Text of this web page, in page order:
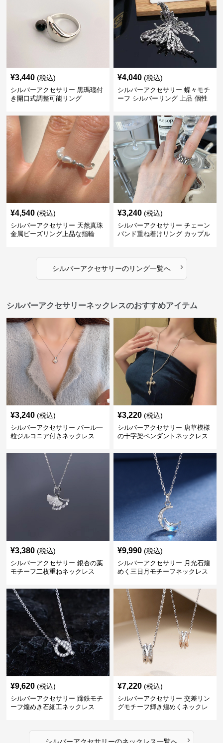
¥3,440 (税込)
シルバーアクセサリー 黒瑪瑙付
き開口式調整可能リング
¥4,040 (税込)
シルバーアクセサリー 蝶々モチ
ーフ シルバーリング 上品 個性
¥4,540 (税込)
シルバーアクセサリー 天然真珠
金属ビーズリング上品な指輪
¥3,240 (税込)
シルバーアクセサリー チェーン
バンド重ね着けリング カップル
シルバーアクセサリーのリング一覧へ ›
シルバーアクセサリーネックレスのおすすめアイテム
¥3,240 (税込)
シルバーアクセサリー パール一
粒ジルコニア付きネックレス
¥3,220 (税込)
シルバーアクセサリー 唐草模様
の十字架ペンダントネックレス
¥3,380 (税込)
シルバーアクセサリー 銀杏の葉
モチーフ二枚重ねネックレス
¥9,990 (税込)
シルバーアクセサリー 月光石煌
めく三日月モチーフネックレス
¥9,620 (税込)
シルバーアクセサリー 蹄鉄モチ
ーフ煌めき石細工ネックレス
¥7,220 (税込)
シルバーアクセサリー 交差リン
グモチーフ輝き煌めくネックレ
›